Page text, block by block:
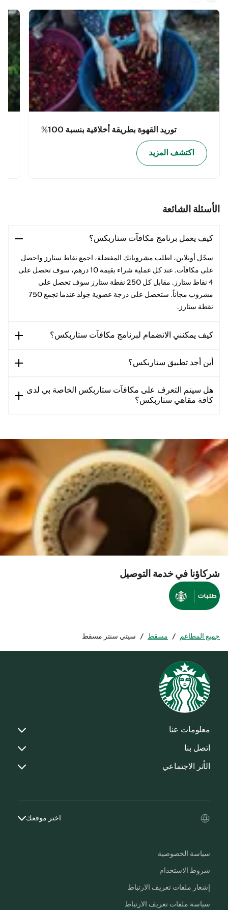
توريد القهوة بطريقة أخلاقية بنسبة 100%
اكتشف المزيد
الأسئلة الشائعة
كيف يعمل برنامج مكافآت ستاربكس؟
سجّل أونلاين، اطلب مشروباتك المفضلة، اجمع نقاط ستارز واحصل
على مكافآت. عند كل عملية شراء بقيمة 10 درهم، سوف تحصل على
4 نقاط ستارز. مقابل كل 250 نقطة ستارز سوف تحصل على
مشروب مجاناً. ستحصل على درجة عضوية جولد عندما تجمع 750
نقطة ستارز.
كيف يمكنني الانضمام لبرنامج مكافآت ستاربكس؟
أين أجد تطبيق ستاربكس؟
هل سيتم التعرف على مكافآت ستاربكس الخاصة بي لدى
كافة مقاهي ستاربكس؟
شركاؤنا في خدمة التوصيل
جميع المطاعم / مسقط / سيتي سنتر مسقط
معلومات عنا
اتصل بنا
الأثر الاجتماعي
اختر موقعك
سياسة الخصوصية
شروط الاستخدام
إشعار ملفات تعريف الارتباط
سياسة ملفات تعريف الارتباط